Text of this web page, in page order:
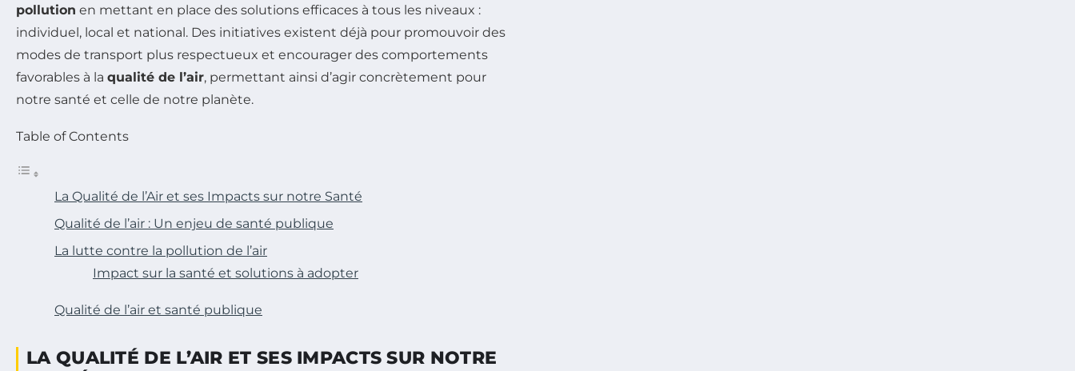
pollution en mettant en place des solutions efficaces à tous les niveaux :
individuel, local et national. Des initiatives existent déjà pour promouvoir des
modes de transport plus respectueux et encourager des comportements
favorables à la qualité de l’air, permettant ainsi d’agir concrètement pour
notre santé et celle de notre planète.
Table of Contents
La Qualité de l’Air et ses Impacts sur notre Santé
Qualité de l’air : Un enjeu de santé publique
La lutte contre la pollution de l’air
Impact sur la santé et solutions à adopter
Qualité de l’air et santé publique
LA QUALITÉ DE L’AIR ET SES IMPACTS SUR NOTRE